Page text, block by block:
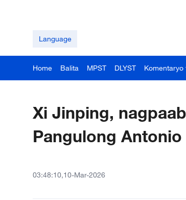
Language
Home Balita MPST DLYST Komentaryo
Xi Jinping,
Pangulong
03:48:10,10-Mar-2026